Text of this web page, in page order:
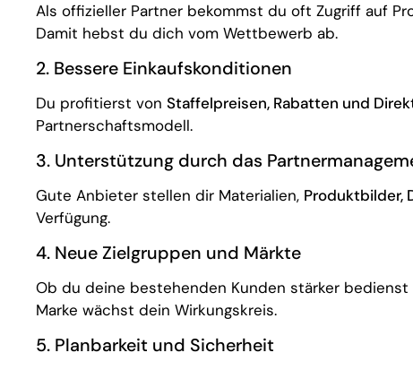
Als offizieller Partner bekommst du oft Zugriff auf
Damit hebst du dich vom Wettbewerb ab.
2. Bessere Einkaufskonditionen
Du profitierst von Staffelpreisen, Rabatten und
Partnerschaftsmodell.
3. Unterstützung durch das
Gute Anbieter stellen dir Materialien, Produktbilder,
Verfügung.
4. Neue Zielgruppen und Märkte
Ob du deine bestehenden Kunden stärker
Marke wächst dein Wirkungskreis.
5. Planbarkeit und Sicherheit